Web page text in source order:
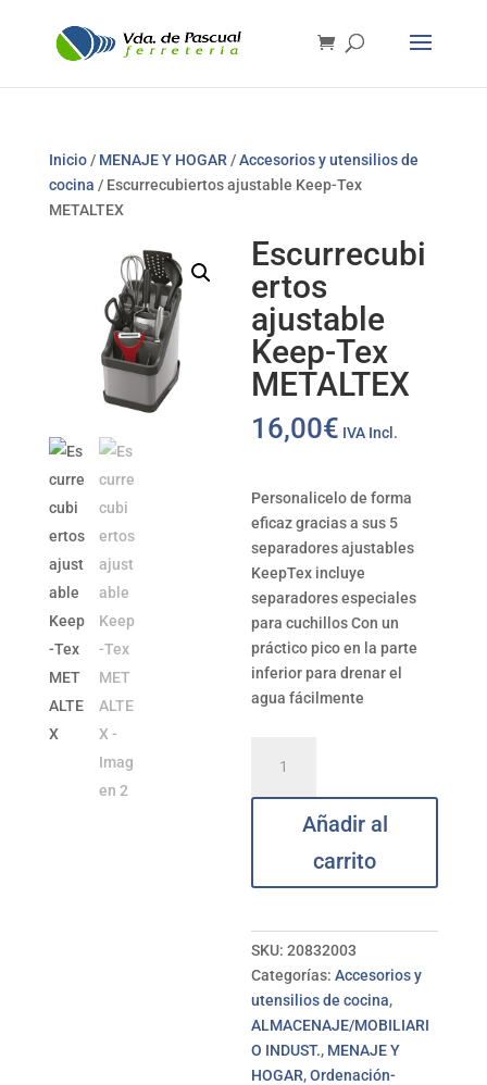
Inicio/ MENAJE Y HOGAR /Accesorios y utensilios de
cocina / Escurrecubiertos ajustable Keep-Tex
METALTEX
Escurrecubi
ertos
ajustable
Keep-Tex
METALTEX
16,00€ IVA Incl.
Personalicelo de forma
eficaz gracias a sus 5
separadores ajustables
KeepTex incluye
separadores especiales
para cuchillos Con un
práctico pico en la parte
inferior para drenar el
agua fácilmente
ajustable
Keep-
Añadir al
carrito
SKU:20832003
Categorías:Accesorios y
utensilios de cocina,
ALMACENAJE/MOBILIARI
O INDUST., MENAJE Y
HOGAR,Ordenación-